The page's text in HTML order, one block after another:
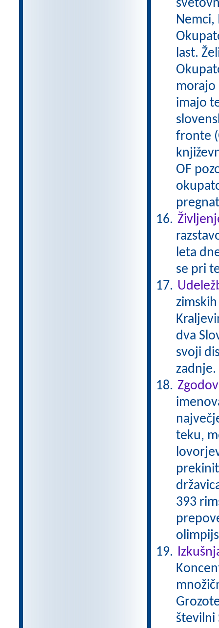
Nemci,
last.
morajo
imajo
fronte
OF
leta
se pri
dva
svoji
zadnje.
teku,
393
številni